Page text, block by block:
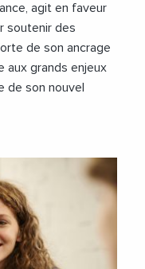
agit en faveur
soutenir des
de son ancrage
aux grands enjeux
de son nouvel